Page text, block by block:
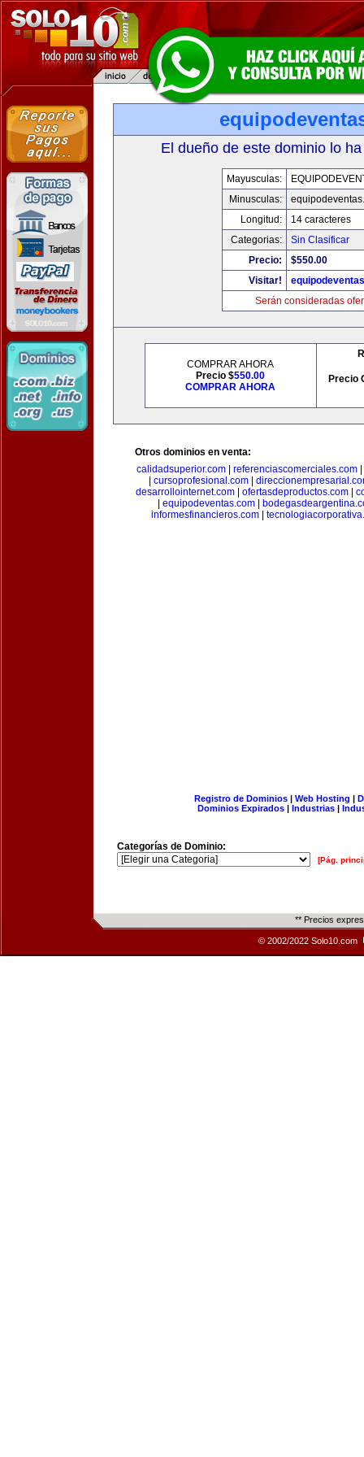
El dueño de este dominio lo
Mayusculas:
Minusculas:
Longitud:
14 caracteres
Categorias:
Sin Clasificar
Precio:
$550.00
Visitar!
Serán consideradas
COMPRAR AHORA
Precio $550.00
COMPRAR AHORA
Precio
Otros dominios en venta:
calidadsuperior.com| referenciascomerciales.com|
cursoprofesional.com|
desarrollointernet.com| ofertasdeproductos.com|
equipodeventas.com
informesfinancieros.com
Registro de Dominios| Web Hosting |
Dominios Expirados | Industrias |
Categorías de Dominio:
[Pág.
** Precios
© 2002/2022 Solo10.com